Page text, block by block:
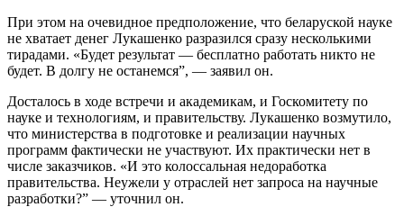
При этом на очевидное предположение, что беларуской науке
не хватает денег Лукашенко разразился сразу несколькими
тирадами. «Будет результат — бесплатно работать никто не
будет. В долгу не останемся”, — заявил он.
Досталось в ходе встречи и академикам, и Госкомитету по
науке и технологиям, и правительству. Лукашенко возмутило,
что министерства в подготовке и реализации научных
программ фактически не участвуют. Их практически нет в
числе заказчиков. «И это колоссальная недоработка
правительства. Неужели у отраслей нет запроса на научные
разработки?” — уточнил он.